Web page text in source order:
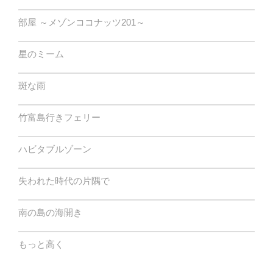
部屋 ～メゾンココナッツ201～
星のミーム
斑な雨
竹富島行きフェリー
ハビタブルゾーン
失われた時代の片隅で
南の島の海開き
もっと高く